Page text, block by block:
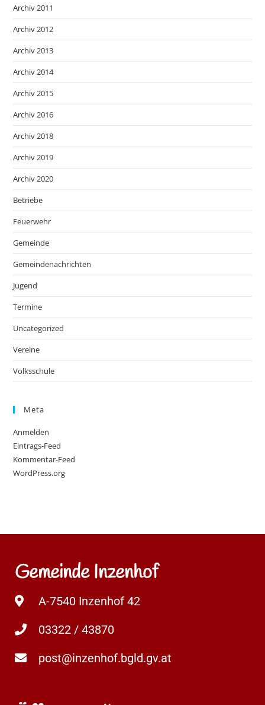
Archiv 2011
Archiv 2012
Archiv 2013
Archiv 2014
Archiv 2015
Archiv 2016
Archiv 2018
Archiv 2019
Archiv 2020
Betriebe
Feuerwehr
Gemeinde
Gemeindenachrichten
Jugend
Termine
Uncategorized
Vereine
Volksschule
Meta
Anmelden
Eintrags-Feed
Kommentar-Feed
WordPress.org
Gemeinde Inzenhof
A-7540 Inzenhof 42
03322 / 43870
post@inzenhof.bgld.gv.at